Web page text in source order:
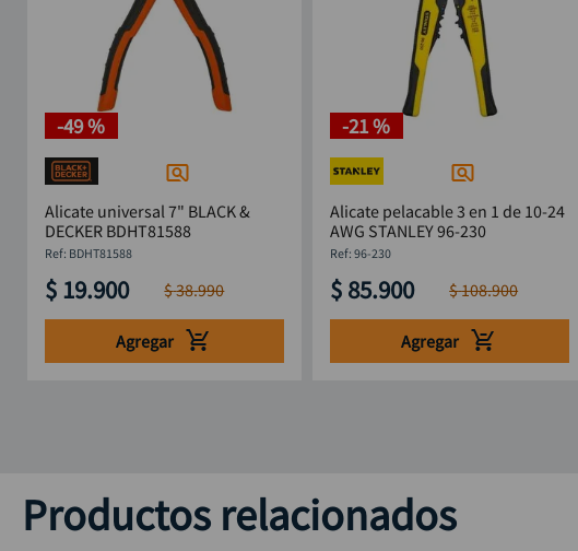
-49 %
Alicate universal 7" BLACK &
DECKER BDHT81588
: BDHT81588
$ 19.900 $38.990
Agregar
-21 %
Alicate pelacable 3 en 1 de 10-24
AWG STANLEY 96-230
: 96-230
$ 85.900 $108.900
Agregar
Productos relacionados